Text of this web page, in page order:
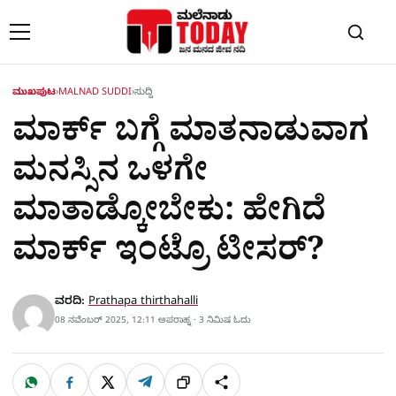
ಮುಖಪುಟ›MALNAD SUDDI›ಸುದ್ದಿ
ಮಾರ್ಕ್​ ಬಗ್ಗೆ ಮಾತನಾಡುವಾಗ
ಮನಸ್ಸಿನ ಒಳಗೇ
ಮಾತಾಡ್ಕೋಬೇಕು: ಹೇಗಿದೆ
ಮಾರ್ಕ್​ ಇಂಟ್ರೊ ಟೀಸರ್?
ವರದಿ: Prathapa thirthahalli
08 ನವೆಂಬರ್ 2025, 12:11 ಅಪರಾಹ್ನ · 3 ನಿಮಿಷ ಓದು
ಹಂಚಿಕೊಳ್ಳಿ
W F X T